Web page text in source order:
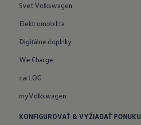
Svet Volkswagen
Elektromobilita
Digitálne doplnky
We Charge
carLOG
myVolkswagen
KONFIGUROVAŤ & VYŽIADAŤ PONUKU